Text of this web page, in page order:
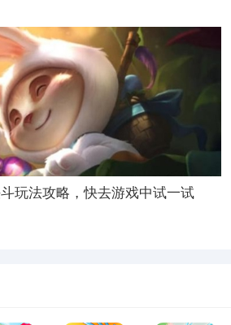
法攻略，快去游戏中试一试